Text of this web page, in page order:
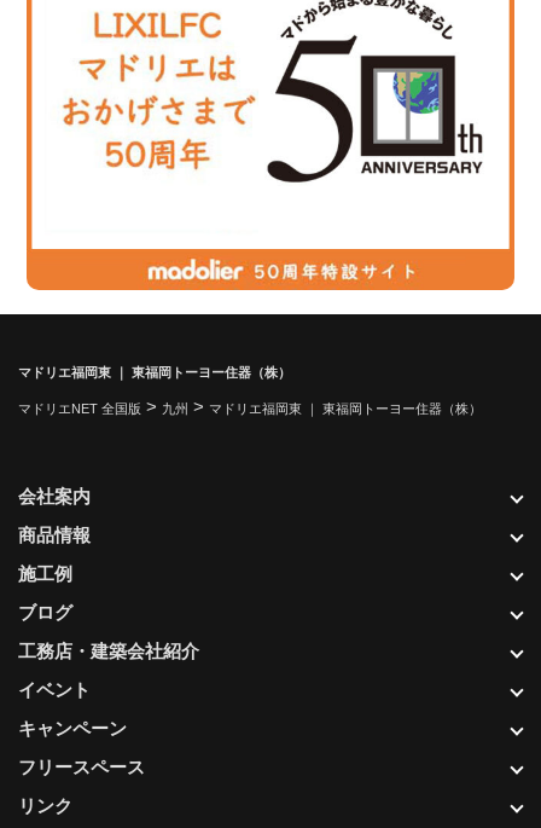
マドリエ福岡東 ｜ 東福岡トーヨー住器（株）
マドリエNET 全国版 > 九州 > マドリエ福岡東 ｜ 東福岡トーヨー住器（株）
会社案内
商品情報
施工例
ブログ
工務店・建築会社紹介
イベント
キャンペーン
フリースペース
リンク